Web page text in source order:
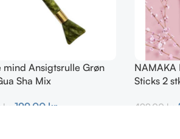
mind Ansigtsrulle Grøn
Sha Mix
kr. 199,00 kr.
Sticks 2
499,00 kr.